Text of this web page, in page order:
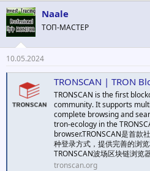
Naale
ТОП-МАСТЕР
10.05.2024
TRONSCAN | TRON
TRONSCAN is the first
community. It supports
complete browsing and
tron-ecology in the
browser.TRONSCAN是首款
种登录方式，提供完善的浏
TRONSCAN波场区块链浏览器
tronscan.org